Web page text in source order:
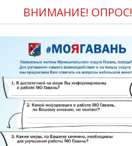
ВНИМАНИЕ! ОПРОС!